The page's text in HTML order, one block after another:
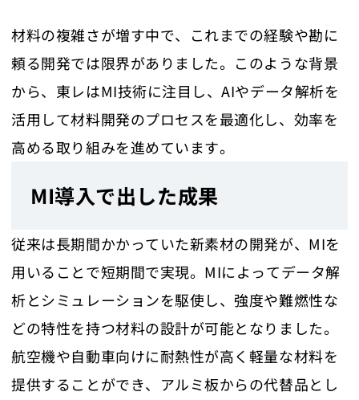
材料の複雑さが増す中で、これまでの経験や勘に
頼る開発では限界がありました。このような背景
から、東レはMI技術に注目し、AIやデータ解析を
活用して材料開発のプロセスを最適化し、効率を
高める取り組みを進めています。
MI導入で出した成果
従来は長期間かかっていた新素材の開発が、MIを
用いることで短期間で実現。MIによってデータ解
析とシミュレーションを駆使し、強度や難燃性な
どの特性を持つ材料の設計が可能となりました。
航空機や自動車向けに耐熱性が高く軽量な材料を
提供することができ、アルミ板からの代替品とし